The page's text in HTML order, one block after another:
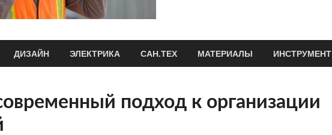
ДИЗАЙН ЭЛЕКТРИКА САН.ТЕХ МАТЕРИАЛЫ ИНСТРУМЕНТ
подход к организации